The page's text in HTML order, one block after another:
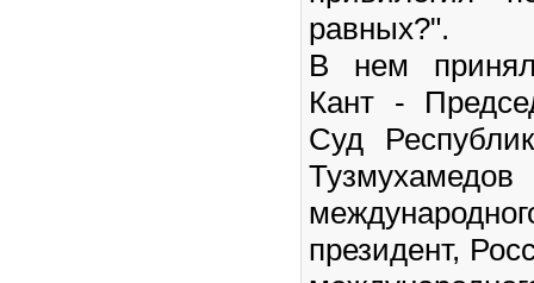
равных?".
В нем
Кант -
Суд
президент,